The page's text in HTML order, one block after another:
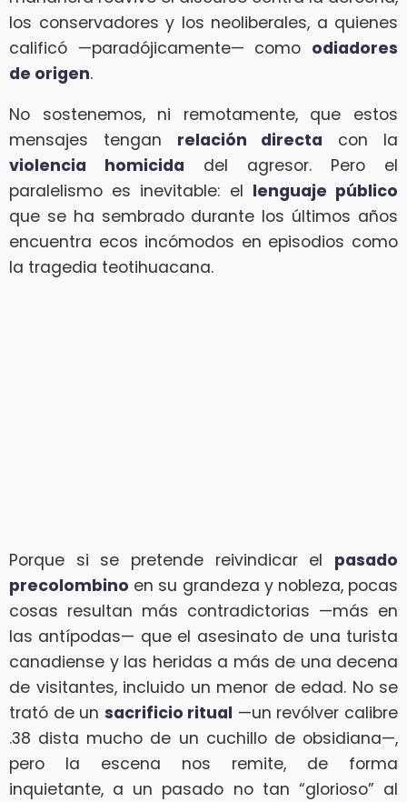
los conservadores y los neoliberales, a quienes
calificó —paradójicamente— como odiadores
de origen.
No sostenemos, ni remotamente, que estos
mensajes tengan relación directa con la
violencia homicida del agresor. Pero el
paralelismo es inevitable: el lenguaje público
que se ha sembrado durante los últimos años
encuentra ecos incómodos en episodios como
la tragedia teotihuacana.
Porque si se pretende reivindicar el pasado
precolombino en su grandeza y nobleza, pocas
cosas resultan más contradictorias —más en
las antípodas— que el asesinato de una turista
canadiense y las heridas a más de una decena
de visitantes, incluido un menor de edad. No se
trató de un sacrificio ritual —un revólver calibre
.38 dista mucho de un cuchillo de obsidiana—,
pero la escena nos remite, de forma
inquietante, a un pasado no tan “glorioso” al